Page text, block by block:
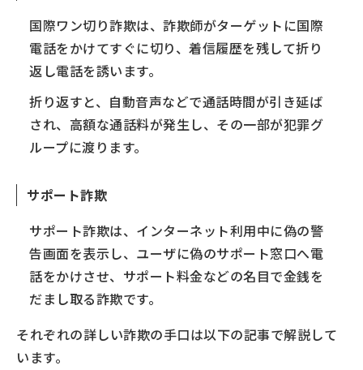
国際ワン切り詐欺は、詐欺師がターゲットに国際
電話をかけてすぐに切り、着信履歴を残して折り
返し電話を誘います。
折り返すと、自動音声などで通話時間が引き延ば
され、高額な通話料が発生し、その一部が犯罪グ
ループに渡ります。
サポート詐欺
サポート詐欺は、インターネット利用中に偽の警
告画面を表示し、ユーザに偽のサポート窓口へ電
話をかけさせ、サポート料金などの名目で金銭を
だまし取る詐欺です。
それぞれの詳しい詐欺の手口は以下の記事で解説して
います。